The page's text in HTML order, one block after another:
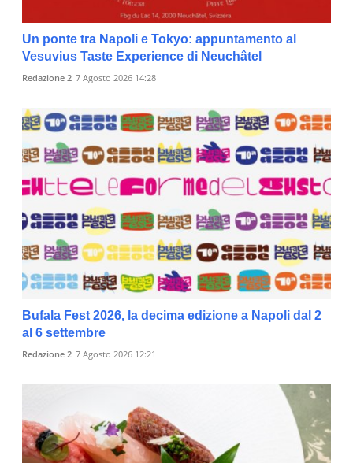
Un ponte tra Napoli e Tokyo: appuntamento al
Vesuvius Taste Experience di Neuchâtel
Redazione 2 7 Agosto 2026 14:28
Bufala Fest 2026, la decima edizione a Napoli dal 2
al 6 settembre
Redazione 2 7 Agosto 2026 12:21